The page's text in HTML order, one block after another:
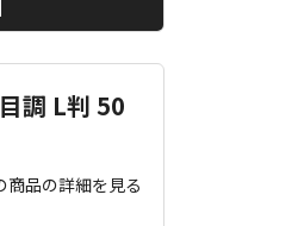
調 L判 50
商品の詳細を見る